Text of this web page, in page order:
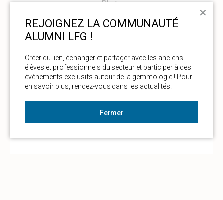
REJOIGNEZ LA COMMUNAUTÉ
ALUMNI LFG !
Créer du lien, échanger et partager avec les anciens
élèves et professionnels du secteur et participer à des
évènements exclusifs autour de la gemmologie ! Pour
en savoir plus, rendez-vous dans les actualités.
Fermer
✕
Photo
La couleur et les dimensions de l’objet analysé sont
approximatives.
A. Delaunay, DUG, MSc B. Meslin Sainte Beuve, DUG, MSc
+33 (0)1 40 26 25 45 - contact@lfg.paris